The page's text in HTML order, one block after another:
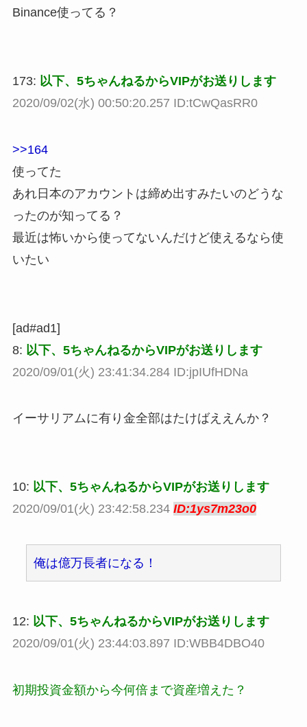
Binance使ってる？
173: 以下、5ちゃんねるからVIPがお送りします
2020/09/02(水) 00:50:20.257 ID:tCwQasRR0
>>164
使ってた
あれ日本のアカウントは締め出すみたいのどうな
ったのが知ってる？
最近は怖いから使ってないんだけど使えるなら使
いたい
[ad#ad1]
8: 以下、5ちゃんねるからVIPがお送りします
2020/09/01(火) 23:41:34.284 ID:jpIUfHDNa
イーサリアムに有り金全部はたけばええんか？
10: 以下、5ちゃんねるからVIPがお送りします
2020/09/01(火) 23:42:58.234 ID:1ys7m23o0
俺は億万長者になる！
12: 以下、5ちゃんねるからVIPがお送りします
2020/09/01(火) 23:44:03.897 ID:WBB4DBO40
初期投資金額から今何倍まで資産増えた？